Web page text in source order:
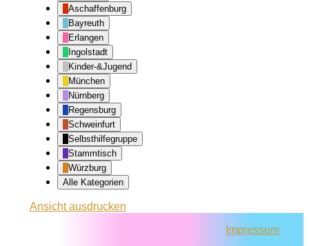
Aschaffenburg
Bayreuth
Erlangen
Ingolstadt
Kinder-&Jugend
München
Nürnberg
Regensburg
Schweinfurt
Selbsthilfegruppe
Stammtisch
Würzburg
Alle Kategorien
Ansichtausdrucken
Impressum